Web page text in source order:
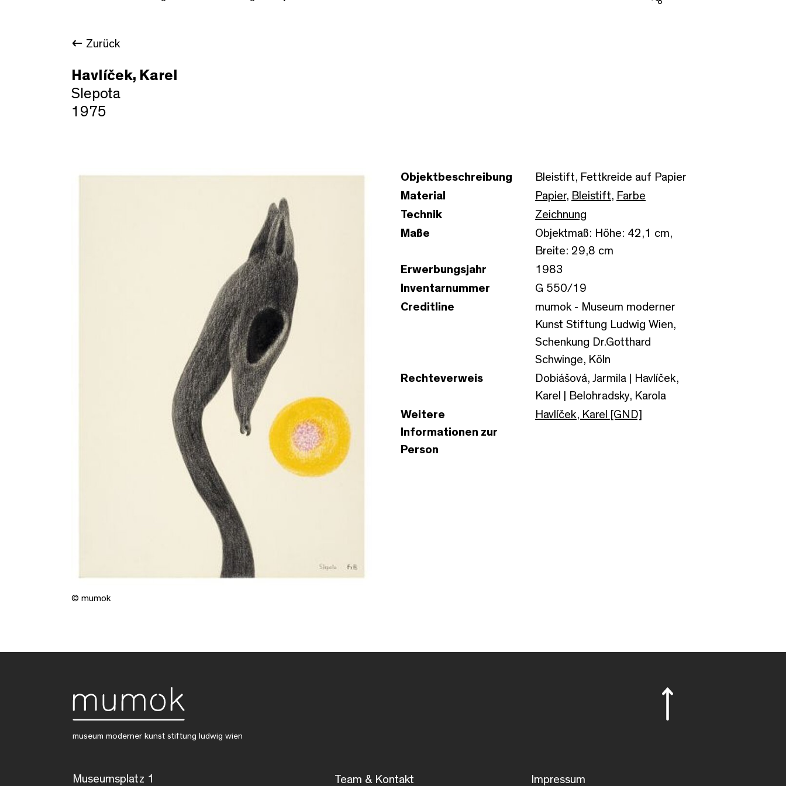
Zurück
Havlíček, Karel
Slepota
1975
© mumok
Objektbeschreibung
Bleistift, Fettkreide auf Papier
Material
Papier, Bleistift, Farbe
Technik
Zeichnung
Maße
Objektmaß: Höhe: 42,1 cm,
Breite: 29,8 cm
Erwerbungsjahr
1983
Inventarnummer
G 550/19
Creditline
mumok - Museum moderner
Kunst Stiftung Ludwig Wien,
Schenkung Dr.Gotthard
Schwinge, Köln
Rechteverweis
Dobiášová, Jarmila | Havlíček,
Karel | Belohradsky, Karola
Weitere
Informationen zur
Person
Havlíček, Karel [GND]
museum moderner kunst stiftung ludwig wien
Museumsplatz 1 Team & Kontakt Impressum